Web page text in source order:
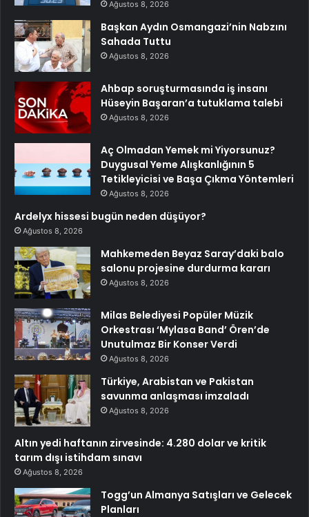
Ağustos 8, 2026
Başkan Aydın Osmangazi’nin Nabzını
Sahada Tuttu
Ağustos 8, 2026
Ahbap soruşturmasında iş insanı
Hüseyin Başaran’a tutuklama talebi
Ağustos 8, 2026
Aç Olmadan Yemek mi Yiyorsunuz?
Duygusal Yeme Alışkanlığının 5
Tetikleyicisi ve Başa Çıkma Yöntemleri
Ağustos 8, 2026
Ardelyx hissesi bugün neden düşüyor?
Ağustos 8, 2026
Mahkemeden Beyaz Saray’daki balo
salonu projesine durdurma kararı
Ağustos 8, 2026
Milas Belediyesi Popüler Müzik
Orkestrası ‘Mylasa Band’ Ören’de
Unutulmaz Bir Konser Verdi
Ağustos 8, 2026
Türkiye, Arabistan ve Pakistan
savunma anlaşması imzaladı
Ağustos 8, 2026
Altın yedi haftanın zirvesinde: 4.280 dolar ve kritik
tarım dışı istihdam sınavı
Ağustos 8, 2026
Togg’un Almanya Satışları ve Gelecek
Planları